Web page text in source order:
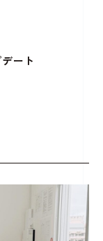
ート
ことことじかん(コラム)